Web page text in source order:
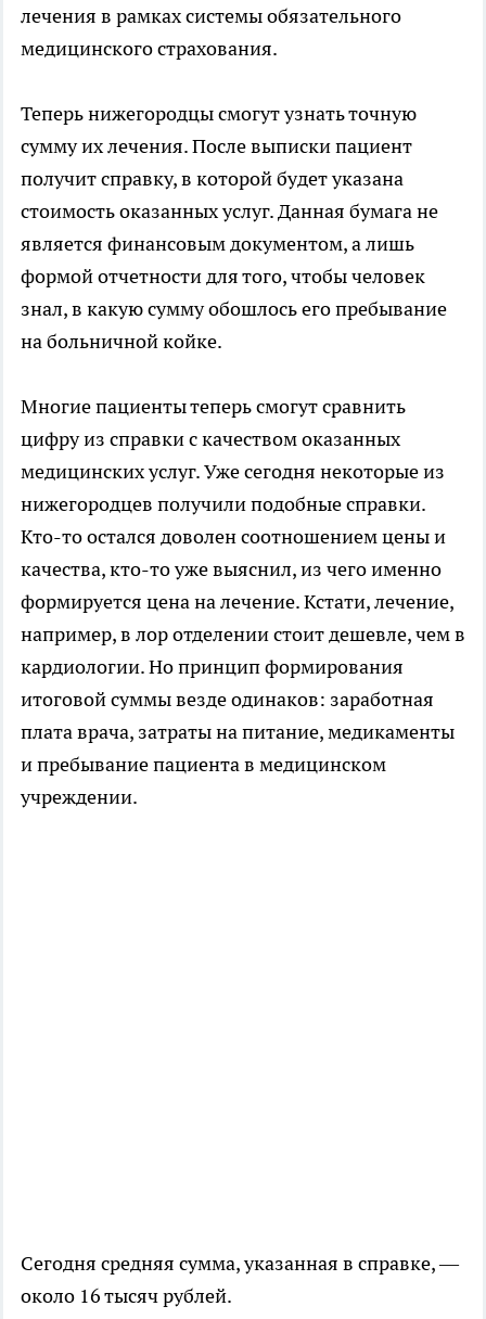
лечения в рамках системы обязательного
медицинского страхования.
Теперь нижегородцы смогут узнать точную
сумму их лечения. После выписки пациент
получит справку, в которой будет указана
стоимость оказанных услуг. Данная бумага не
является финансовым документом, а лишь
формой отчетности для того, чтобы человек
знал, в какую сумму обошлось его пребывание
на больничной койке.
Многие пациенты теперь смогут сравнить
цифру из справки с качеством оказанных
медицинских услуг. Уже сегодня некоторые из
нижегородцев получили подобные справки.
Кто-то остался доволен соотношением цены и
качества, кто-то уже выяснил, из чего именно
формируется цена на лечение. Кстати, лечение,
например, в лор отделении стоит дешевле, чем в
кардиологии. Но принцип формирования
итоговой суммы везде одинаков: заработная
плата врача, затраты на питание, медикаменты
и пребывание пациента в медицинском
учреждении.
Сегодня средняя сумма, указанная в справке, —
около 16 тысяч рублей.